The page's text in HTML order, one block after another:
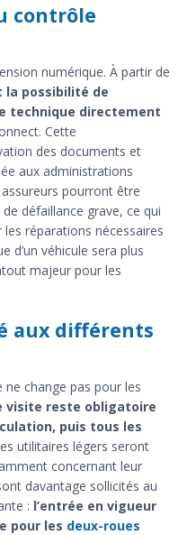
contrôle
numérique. À partir de
possibilité de
technique directement
Cette
des documents et
aux administrations
pourront être
défaillance grave, ce qui
réparations nécessaires
d’un véhicule sera plus
majeur pour les
aux différents
change pas pour les
visite reste obligatoire
puis tous les
utilitaires légers seront
concernant leur
davantage sollicités au
: l’entrée en vigueur
pour les deux-roues